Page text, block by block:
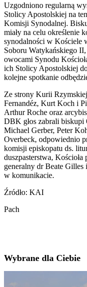
Uzgodniono regularną
Stolicy Apostolskiej na
Komisji Synodalnej.
miały na celu określenie
synodalności w Kościele
Soboru Watykańskiego
owocami Synodu
ich Stolicy Apostolskiej
kolejne spotkanie
Ze strony Kurii
Fernandéz, Kurt Koch i
Arthur Roche oraz
DBK głos zabrali biskupi
Michael Gerber, Peter
Overbeck, odpowiednio
komisji episkopatu ds.
duszpasterstwa,
generalny dr Beate
w komunikacie.
Źródło: KAI
Pach
Wybrane dla Ciebie